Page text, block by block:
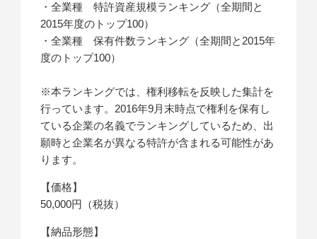
・全業種 特許資産規模ランキング（全期間と
2015年度のトップ100）
・全業種 保有件数ランキング（全期間と2015年
度のトップ100）
※本ランキングでは、権利移転を反映した集計を
行っています。2016年9月末時点で権利を保有し
ている企業の名義でランキングしているため、出
願時と企業名が異なる特許が含まれる可能性があ
ります。
【価格】
50,000円（税抜）
【納品形態】